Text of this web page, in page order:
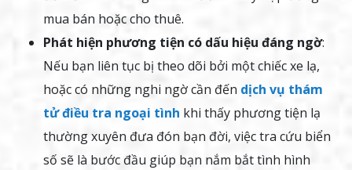
mua bán hoặc cho thuê.
Phát hiện phương tiện có dấu hiệu đáng ngờ:
Nếu bạn liên tục bị theo dõi bởi một chiếc xe lạ,
hoặc có những nghi ngờ cần đến dịch vụ thám
tử điều tra ngoại tình khi thấy phương tiện lạ
thường xuyên đưa đón bạn đời, việc tra cứu biển
số sẽ là bước đầu giúp bạn nắm bắt tình hình